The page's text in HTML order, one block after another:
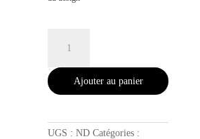
planche
à
découper
Ajouter au panier
UGS :ND Catégories :